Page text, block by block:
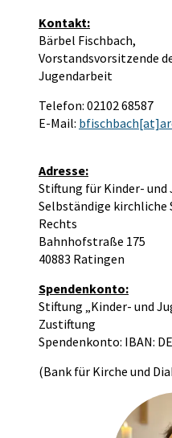
Kontakt:
Bärbel Fischbach,
Vorstandsvorsitzende
Jugendarbeit
Telefon: 02102 68587
E-Mail:
Adresse:
Stiftung für Kinder- und
Selbständige
Rechts
Bahnhofstraße 175
40883 Ratingen
Spendenkonto:
Stiftung „Kinder- und
Zustiftung
Spendenkonto: IBAN:
(Bank für Kirche und